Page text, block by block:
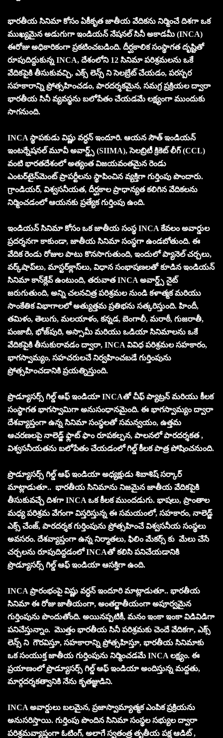
భారతీయ సినిమా కోసం ఏకీకృత జాతీయ వేదికను నిర్మించే దిశగా ఒక
ముఖ్యమైన అడుగుగా ఇండియన్ నేషనల్ సినీ అకాడమీ (INCA)
ఈరోజు అధికారికంగా ప్రకటించబడింది. దీర్ఘకాలిక సంస్థాగత దృష్టితో
రూపుదిద్దుకున్న INCA, దేశంలోని 12 సినిమా పరిశ్రమలను ఒకే
వేదికపైకి తీసుకువచ్చి, ఎక్స్ లెన్స్ ని సెలబ్రేట్ చేయడం, పరస్పర
సహకారాన్ని ప్రోత్సహించడం, పారదర్శకమైన, సమగ్ర ప్రక్రియల ద్వారా
భారతీయ సినీ వ్యవస్థను బలోపేతం చేయడమే లక్ష్యంగా ముందుకు
సాగనుంది.
INCA స్థాపకుడు విష్ణు వర్ధన్ ఇందూరి. ఆయన సౌత్ ఇండియన్
ఇంటర్నేషనల్ మూవీ అవార్డ్స్ (SIIMA), సెలబ్రిటీ క్రికెట్ లీగ్ (CCL)
వంటి భారతదేశంలో అత్యంత విజయవంతమైన రెండు
ఎంటర్‌టైన్‌మెంట్ ప్రాపర్టీలను స్థాపించిన వ్యక్తిగా గుర్తింపు పొందారు.
గ్రాండియర్, విశ్వసనీయత, దీర్ఘకాల ప్రాధాన్యత కలిగిన వేదికలను
నిర్మించడంలో ఆయనకు ప్రత్యేక గుర్తింపు ఉంది.
ఇండియన్ సినిమా కోసం ఒక జాతీయ సంస్థ INCA కేవలం అవార్డుల
ప్రదర్శనగా కాకుండా, జాతీయ సినిమా సంస్థగా ఉండబోతుంది. ఈ
వేదిక రెండు రోజుల పాటు కొనసాగుతుంది, ఇందులో ప్యానెల్ చర్చలు,
వర్క్‌షాప్‌లు, మాస్టర్‌క్లాస్‌లు, విధాన సంభాషణలతో కూడిన ఇండియన్
సినిమా కాన్‌క్లేవ్ ఉంటుంది, తరువాత INCA అవార్డ్స్ నైట్
జరుగుతుంది, అన్ని చలనచిత్ర పరిశ్రమల నుండి కళాత్మక మరియు
సాంకేతిక విభాగాలలో అత్యుత్తమ ప్రతిభను సత్కరిస్తుంది. హిందీ,
తమిళం, తెలుగు, మలయాళం, కన్నడ, బెంగాలీ, మరాఠీ, గుజరాతీ,
పంజాబీ, భోజ్‌పురి, అస్సామీ మరియు ఒడియా సినిమాలను ఒకే
వేదికపైకి తీసుకురావడం ద్వారా, INCA వివిధ పరిశ్రమల సహకారం,
భాగస్వామ్యం, సహచరులచే నిర్వహించబడే గుర్తింపును
ప్రోత్సహించడానికి ప్రయత్నిస్తుంది.
ప్రొడ్యూసర్స్ గిల్డ్ ఆఫ్ ఇండియా INCAతో చీఫ్ ప్యాట్రన్ మరియు కీలక
సంస్థాగత భాగస్వామిగా అనుసంధానమైంది. ఈ భాగస్వామ్యం ద్వారా
దేశవ్యాప్తంగా ఉన్న సినిమా సంస్థలతో సమన్వయం, ఉత్తమ
ఆచరణలపై నాలెడ్జ్ ఫ్లాట్ ఫాం రూపకల్పన, పాలనలో పారదర్శకత ,
విశ్వసనీయతను బలోపేతం చేయడంలో గిల్డ్ కీలక పాత్ర పోషించనుంది.
ప్రొడ్యూసర్స్ గిల్డ్ ఆఫ్ ఇండియా అధ్యక్షుడు శిబాశిష్ సర్కార్
మాట్లాడుతూ.. భారతీయ సినిమాను నిజమైన జాతీయ వేదికపైకి
తీసుకువచ్చే దిశగా INCA ఒక కీలక ముందడుగు. భాషలు, ప్రాంతాల
మధ్య పరిశ్రమ వేగంగా విస్తరిస్తున్న ఈ సమయంలో, సహకారం, నాలెడ్జ్
ఎక్స్ చేంజ్, పారదర్శక గుర్తింపును ప్రోత్సహించే విశ్వసనీయ సంస్థలు
అవసరం. దేశవ్యాప్తంగా ఉన్న నిర్మాతలు, ఫిలిం మేకర్స్ కు మేలు చేసే
చర్చలను రూపుదిద్దడంలో INCAతో కలిసి పనిచేయడానికి
ప్రొడ్యూసర్స్ గిల్డ్ ఆఫ్ ఇండియా ఆసక్తిగా ఉంది.
INCA ప్రారంభంపై విష్ణు వర్ధన్ ఇందూరి మాట్లాడుతూ.. భారతీయ
సినిమా ఈ రోజు జాతీయంగా, అంతర్జాతీయంగా అపూర్వమైన
గుర్తింపును పొందుతోంది. అయినప్పటికీ, మనం ఇంకా ఇంకా విడివిడిగా
పనిచేస్తున్నాం. మొత్తం భారతీయ సినీ పరిశ్రమకు చెందే వేదికగా, ఎక్స్
లెన్స్ ని గౌరవిస్తూ, సహకారాన్ని ప్రోత్సహిస్తూ, భారతీయ సినిమాకు
ఒక సంయుక్త జాతీయ గుర్తింపును నిర్మించడమే INCA లక్ష్యం. ఈ
ప్రయాణంలో ప్రొడ్యూసర్స్ గిల్డ్ ఆఫ్ ఇండియా అందిస్తున్న మద్దతు,
మార్గదర్శకత్వానికి నేను కృతజ్ఞుడిని.
INCA అవార్డులు బలమైన, ప్రజాస్వామ్యాత్మక ఎంపిక ప్రక్రియను
అనుసరిస్తాయి. గుర్తింపు పొందిన సినిమా సంస్థల సభ్యుల ద్వారా
పరిశ్రమవ్యాప్తంగా ఓటింగ్, అలాగే స్వతంత్ర తృతీయ పక్ష ఆడిట్ ,